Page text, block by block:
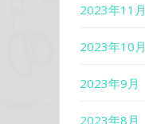
2023年11月
2023年10月
2023年9月
2023年8月